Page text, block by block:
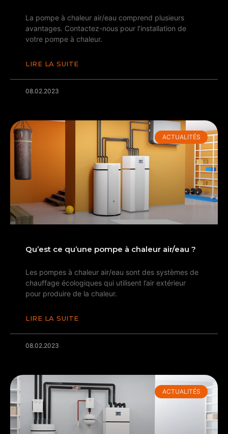
La pompe à chaleur air/eau comprend plusieurs
avantages. Contactez-nous pour l’installation de
votre pompe à chaleur.
LIRE LA SUITE
08.02.2023
ACTUALITÉS
Qu’est ce qu’une pompe à chaleur air/eau ?
Les pompes à chaleur air/eau sont des systèmes de
chauffage écologiques qui utilisent l’air extérieur
pour produire de la chaleur.
LIRE LA SUITE
08.02.2023
ACTUALITÉS